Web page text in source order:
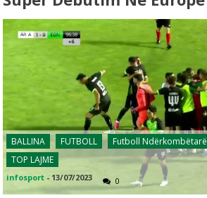
BALLINA FUTBOLL Futboll Ndërkombëtarë
TOP LAJME
infosport - 13/07/2023 0